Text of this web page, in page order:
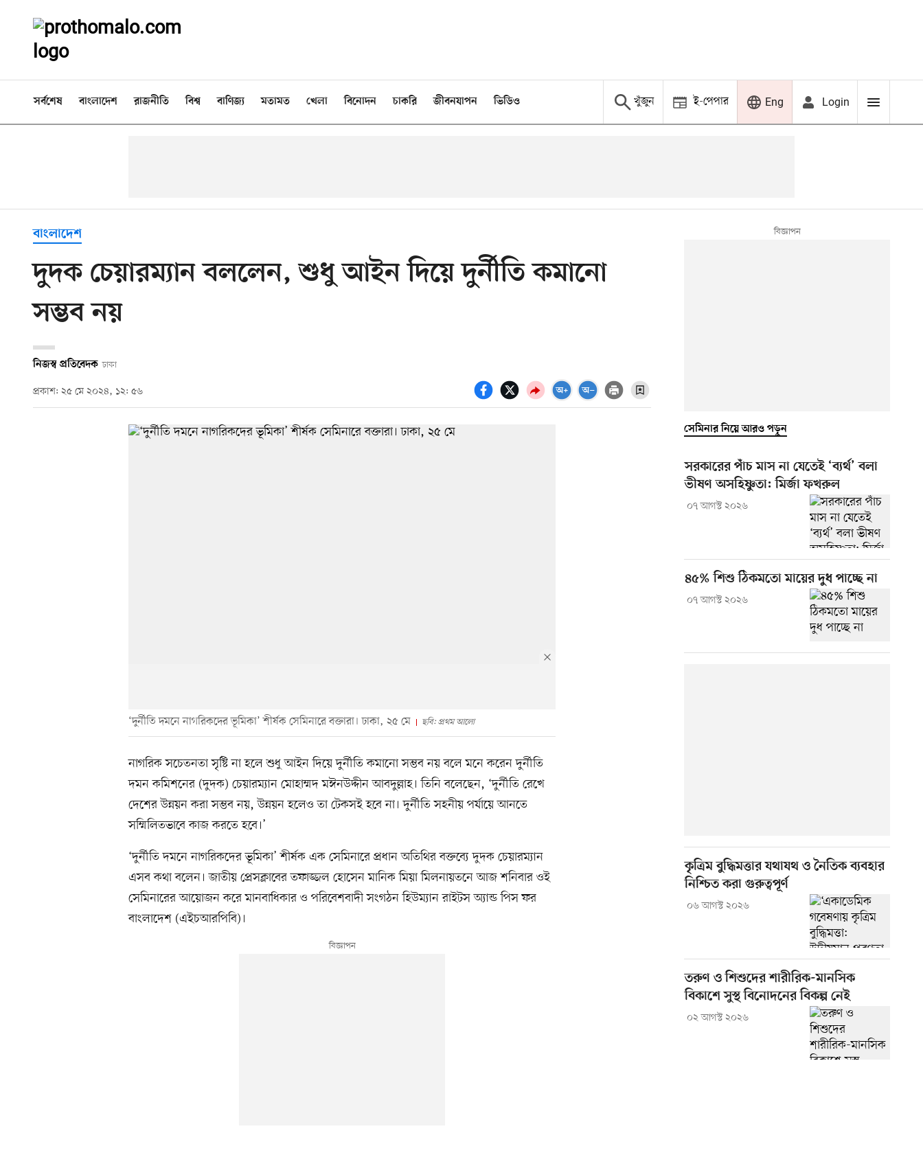
সর্বশেষ বাংলাদেশ রাজনীতি বিশ্ব বাণিজ্য মতামত খেলা বিনোদন চাকরি জীবনযাপন ভিডিও খুঁজুন ই-পেপার Eng Login
বাংলাদেশ
দুদক চেয়ারম্যান বললেন, শুধু আইন দিয়ে দুর্নীতি কমানো
সম্ভব নয়
নিজস্ব প্রতিবেদক ঢাকা
প্রকাশ: ২৫ মে ২০২৪, ১২: ৫৬
‘দুর্নীতি দমনে নাগরিকদের ভূমিকা’ শীর্ষক সেমিনারে বক্তারা। ঢাকা, ২৫ মে ছবি: প্রথম আলো
নাগরিক সচেতনতা সৃষ্টি না হলে শুধু আইন দিয়ে দুর্নীতি কমানো সম্ভব নয় বলে মনে করেন দুর্নীতি
দমন কমিশনের (দুদক) চেয়ারম্যান মোহাম্মদ মঈনউদ্দীন আবদুল্লাহ। তিনি বলেছেন, ‘দুর্নীতি রেখে
দেশের উন্নয়ন করা সম্ভব নয়, উন্নয়ন হলেও তা টেকসই হবে না। দুর্নীতি সহনীয় পর্যায়ে আনতে
সম্মিলিতভাবে কাজ করতে হবে।’
‘দুর্নীতি দমনে নাগরিকদের ভূমিকা’ শীর্ষক এক সেমিনারে প্রধান অতিথির বক্তব্যে দুদক চেয়ারম্যান
এসব কথা বলেন। জাতীয় প্রেসক্লাবের তফাজ্জল হোসেন মানিক মিয়া মিলনায়তনে আজ শনিবার ওই
সেমিনারের আয়োজন করে মানবাধিকার ও পরিবেশবাদী সংগঠন হিউম্যান রাইটস অ্যান্ড পিস ফর
বাংলাদেশ (এইচআরপিবি)।
সেমিনার নিয়ে আরও পড়ুন
সরকারের পাঁচ মাস না যেতেই ‘ব্যর্থ’ বলা
ভীষণ অসহিষ্ণুতা: মির্জা ফখরুল
০৭ আগস্ট ২০২৬
৪৫% শিশু ঠিকমতো মায়ের দুধ পাচ্ছে না
০৭ আগস্ট ২০২৬
কৃত্রিম বুদ্ধিমত্তার যথাযথ ও নৈতিক ব্যবহার
নিশ্চিত করা গুরুত্বপূর্ণ
০৬ আগস্ট ২০২৬
তরুণ ও শিশুদের শারীরিক-মানসিক
বিকাশে সুস্থ বিনোদনের বিকল্প নেই
০২ আগস্ট ২০২৬